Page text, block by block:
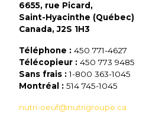
6655, rue Picard,
Saint-Hyacinthe (Québec)
Canada, J2S 1H3
Téléphone : 450 771-4627
Télécopieur : 450 773 9485
Sans frais :1-800 363-1045
Montréal : 514 745-1045
nutri-oeuf@nutrigroupe.ca